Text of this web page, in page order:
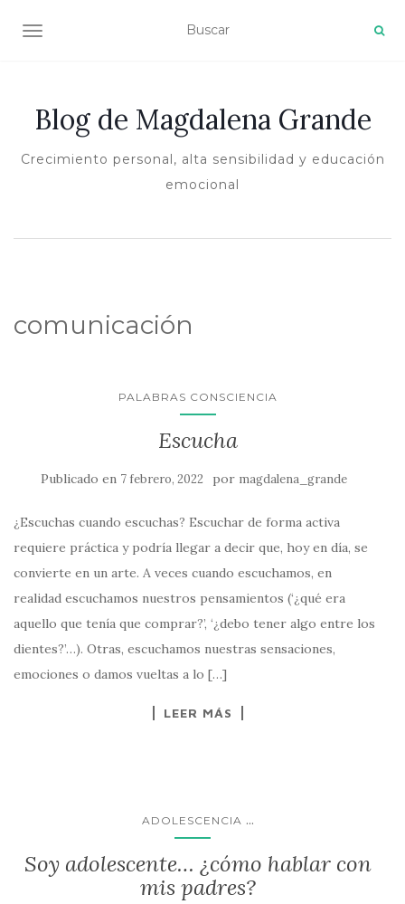
ALTERNAR NAVEGACIÓN
Blog de Magdalena Grande
Crecimiento personal, alta sensibilidad y educación
emocional
comunicación
PALABRAS CONSCIENCIA
Escucha
Publicado en 7 febrero, 2022 por magdalena_grande
¿Escuchas cuando escuchas? Escuchar de forma activa
requiere práctica y podría llegar a decir que, hoy en día, se
convierte en un arte. A veces cuando escuchamos, en
realidad escuchamos nuestros pensamientos (‘¿qué era
aquello que tenía que comprar?’, ‘¿debo tener algo entre los
dientes?’…). Otras, escuchamos nuestras sensaciones,
emociones o damos vueltas a lo […]
LEER MÁS
ADOLESCENCIA ...
Soy adolescente… ¿cómo hablar con
mis padres?